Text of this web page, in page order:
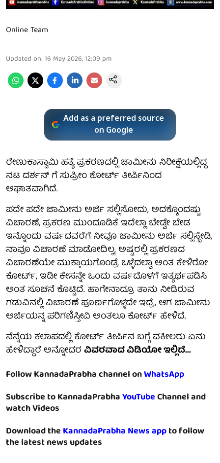
Online Team
Updated on: 16 May 2026, 12:09 pm
Add as a preferred source
on Google
ರೇಣುಕಾಸ್ವಾಮಿ ಹತ್ಯೆ ಪ್ರಕರಣದಲ್ಲಿ ಜಾಮೀನು ನಿರೀಕ್ಷೆಯಲ್ಲಿದ್ದ
ನಟ ದರ್ಶನ್ ಗೆ ಸುಪ್ರೀಂ ಕೋರ್ಟ್ ತೀರ್ಪಿನಿಂದ
ಅಘಾತವಾಗಿದೆ.
ಪದೇ ಪದೇ ಜಾಮೀನು ಅರ್ಜಿ ಸಲ್ಲಿಸೋದು, ಅದಕ್ಕೊಂದಷ್ಟು
ವಿಚಾರಣೆ, ಪ್ರಕರಣ ಮುಂದೂಡಿಕೆ ಇದೆಲ್ಲಾ ಬೇಡ್ವೇ ಬೇಡ
ಇನ್ನೊಂದು ವರ್ಷದವರೆಗೆ ನೀವೂ ಜಾಮೀನು ಅರ್ಜಿ ಸಲ್ಲಿಸ್ಬೇಡಿ,
ನಾವೂ ವಿಚಾರಣೆ ಮಾಡೋದಿಲ್ಲ, ಅಷ್ಟರಲ್ಲಿ ಪ್ರಕರಣದ
ವಿಚಾರಣೆಯೇ ಮುಕ್ತಾಯಗೊಂಡ್ರೆ ಒಳ್ಳೆದಲ್ವಾ ಅಂತ ಕೇಳಿರೋ
ಕೋರ್ಟ್, ಇಡೀ ಕೇಸನ್ನೇ ಒಂದು ವರ್ಷದೊಳಗೆ ಇತ್ಯರ್ಥಪಡಿಸಿ
ಅಂತ ಸೂಚನೆ ಕೊಟ್ಟಿದೆ. ಹಾಗೇನಾದ್ರೂ ತಾನು ನೀಡಿರುವ
ಗಡುವಿನಲ್ಲಿ ವಿಚಾರಣೆ ಪೂರ್ಣಗೊಳ್ಳದೇ ಇದ್ರೆ, ಆಗ ಜಾಮೀನು
ಅರ್ಜಿಯನ್ನ ಪರಿಗಣಿಸ್ತೀವಿ ಅಂತಲೂ ಕೋರ್ಟ್ ಹೇಳಿದೆ.
ನೆನ್ನೆಯ ಕಲಾಪದಲ್ಲಿ ಕೋರ್ಟ್ ತೀರ್ಪಿನ ಬಗ್ಗೆ ವಕೀಲರು ಏನು
ಹೇಳಿದ್ದಾರೆ ಅನ್ನೋದರವಿವರವಾದ ವಿಡಿಯೋ ಇಲ್ಲಿದೆ...
Follow KannadaPrabha channel onWhatsApp
Subscribe to KannadaPrabhaYouTubeChannel and
watch Videos
Download theKannadaPrabha News appto follow
the latest news updates